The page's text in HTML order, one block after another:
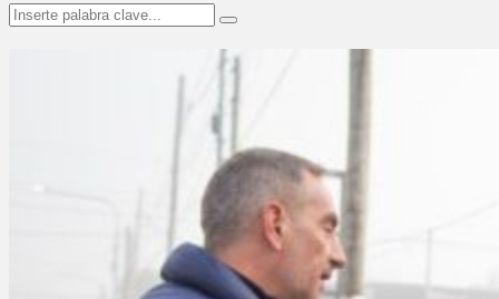
Search
for:
Search